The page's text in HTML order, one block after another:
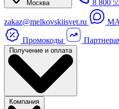
Москва 8 800
zakaz@melkovskiisvet.ru
Промокоды
Получение и оплата
Компания